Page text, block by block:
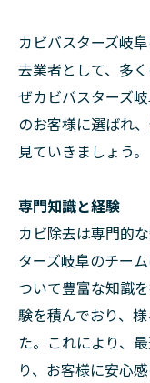
カビバスターズ岐
去業者として、多
ぜカビバスターズ
のお客様に選ばれ
見ていきましょう。
専門知識と経験
カビ除去は専門的
ターズ岐阜のチー
ついて豊富な知識
験を積んでおり、
た。これにより、
り、お客様に安心